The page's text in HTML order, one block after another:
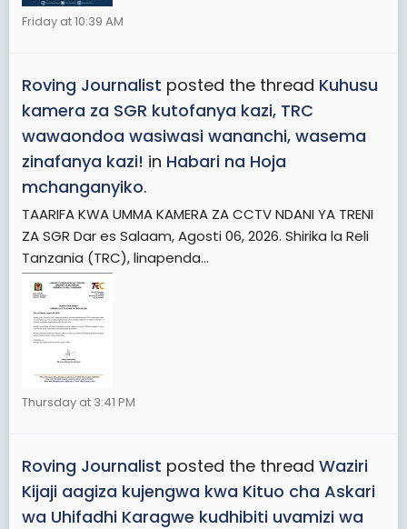
Friday at 10:39 AM
Roving Journalist posted the thread Kuhusu
kamera za SGR kutofanya kazi, TRC
wawaondoa wasiwasi wananchi, wasema
zinafanya kazi! in Habari na Hoja
mchanganyiko.
TAARIFA KWA UMMA KAMERA ZA CCTV NDANI YA TRENI
ZA SGR Dar es Salaam, Agosti 06, 2026. Shirika la Reli
Tanzania (TRC), linapenda...
Thursday at 3:41 PM
Roving Journalist posted the thread Waziri
Kijaji aagiza kujengwa kwa Kituo cha Askari
wa Uhifadhi Karagwe kudhibiti uvamizi wa